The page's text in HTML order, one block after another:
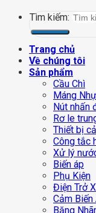
Tìm kiếm:
Trang chủ
Về chúng tôi
Sản phẩm
Cầu Chì
Máng
Nút nhấn
Rơ le
Thiết bị
Công tắc
Xử lý
Biến áp
Phụ Kiện
Điện Trở
Cảm Biến
Băng